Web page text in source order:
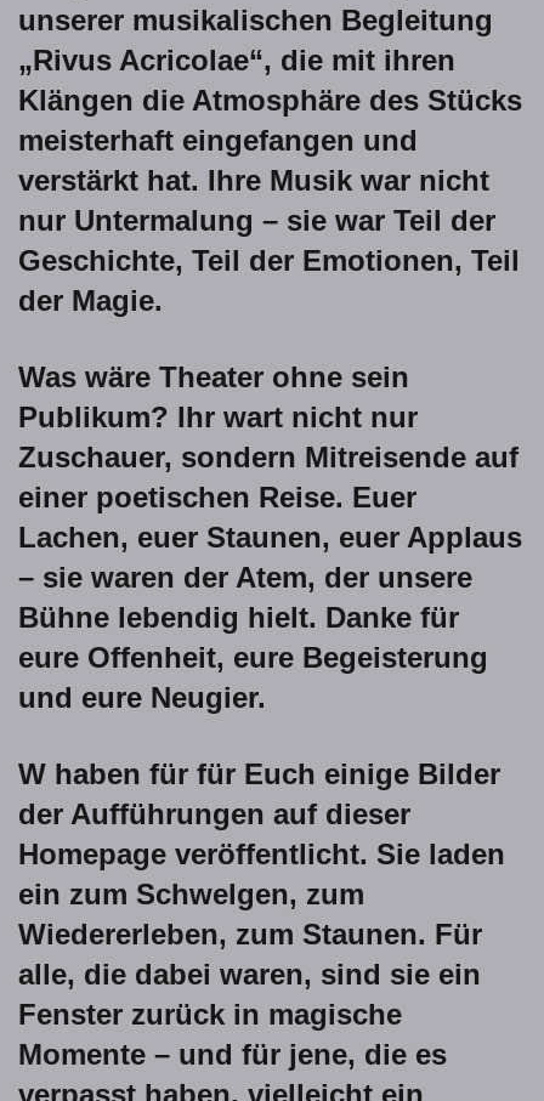
unserer musikalischen Begleitung
„Rivus Acricolae“, die mit ihren
Klängen die Atmosphäre des Stücks
meisterhaft eingefangen und
verstärkt hat. Ihre Musik war nicht
nur Untermalung – sie war Teil der
Geschichte, Teil der Emotionen, Teil
der Magie.
Was wäre Theater ohne sein
Publikum? Ihr wart nicht nur
Zuschauer, sondern Mitreisende auf
einer poetischen Reise. Euer
Lachen, euer Staunen, euer Applaus
– sie waren der Atem, der unsere
Bühne lebendig hielt. Danke für
eure Offenheit, eure Begeisterung
und eure Neugier.
W haben für für Euch einige Bilder
der Aufführungen auf dieser
Homepage veröffentlicht. Sie laden
ein zum Schwelgen, zum
Wiedererleben, zum Staunen. Für
alle, die dabei waren, sind sie ein
Fenster zurück in magische
Momente – und für jene, die es
verpasst haben, vielleicht ein